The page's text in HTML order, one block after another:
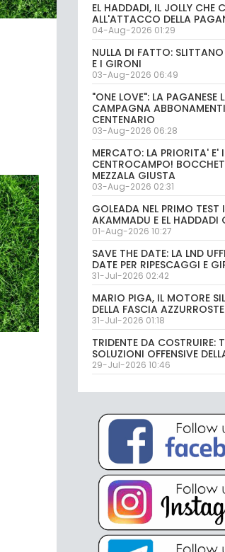
EL HADDADI, IL JOLLY CHE
ALL'ATTACCO DELLA
04-Aug-2026 01:29
NULLA DI FATTO:
E I GIRONI
03-Aug-2026 06:49
"ONE LOVE": LA PAGANESE
CAMPAGNA
CENTENARIO
03-Aug-2026 06:28
MERCATO: LA PRIORITA' E'
CENTROCAMPO!
MEZZALA GIUSTA
03-Aug-2026 02:31
GOLEADA NEL PRIMO TEST
AKAMMADU E EL HADDADI
01-Aug-2026 10:27
SAVE THE DATE: LA LND
DATE PER RIPESCAGGI E
31-Jul-2026 02:42
MARIO PIGA, IL MOTORE
DELLA FASCIA
31-Jul-2026 01:18
TRIDENTE DA COSTRUIRE:
SOLUZIONI OFFENSIVE
29-Jul-2026 10:46